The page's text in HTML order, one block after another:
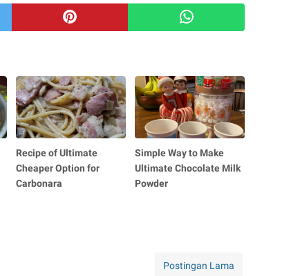
Recipe of Ultimate
Cheaper Option for
Carbonara
Simple Way to Make
Ultimate Chocolate Milk
Powder
Postingan Lama